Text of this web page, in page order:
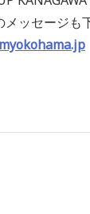
ッセージも